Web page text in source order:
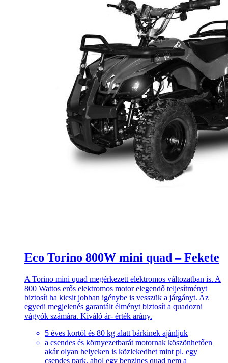
Eco Torino 800W mini quad – Fekete
A Torino mini quad megérkezett elektromos változatban is. A
800 Wattos erős elektromos motor elegendő teljesítményt
biztosít ha kicsit jobban igénybe is vesszük a járgányt. Az
egyedi megjelenés garantált élményt biztosít a quadozni
vágyók számára. Kiváló ár- érték arány.
5 éves kortól és 80 kg alatt bárkinek ajánljuk
a csendes és környezetbarát motornak köszönhetően
akár olyan helyeken is közlekedhet mint pl. egy
csendes park, ahol egy benzines quad nem a